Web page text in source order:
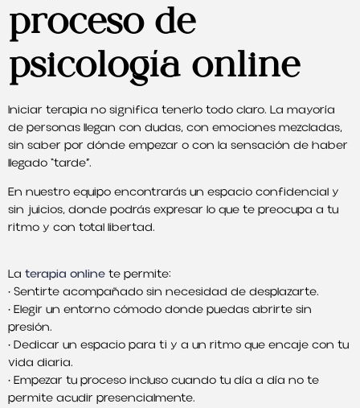
proceso de
psicología online
Iniciar terapia no significa tenerlo todo claro. La mayoría
de personas llegan con dudas, con emociones mezcladas,
sin saber por dónde empezar o con la sensación de haber
llegado “tarde”.
En nuestro equipo encontrarás un espacio confidencial y
sin juicios, donde podrás expresar lo que te preocupa a tu
ritmo y con total libertad.
La terapia onlinete permite:
• Sentirte acompañado sin necesidad de desplazarte.
• Elegir un entorno cómodo donde puedas abrirte sin
presión.
• Dedicar un espacio para ti y a un ritmo que encaje con tu
vida diaria.
• Empezar tu proceso incluso cuando tu día a día no te
permite acudir presencialmente.